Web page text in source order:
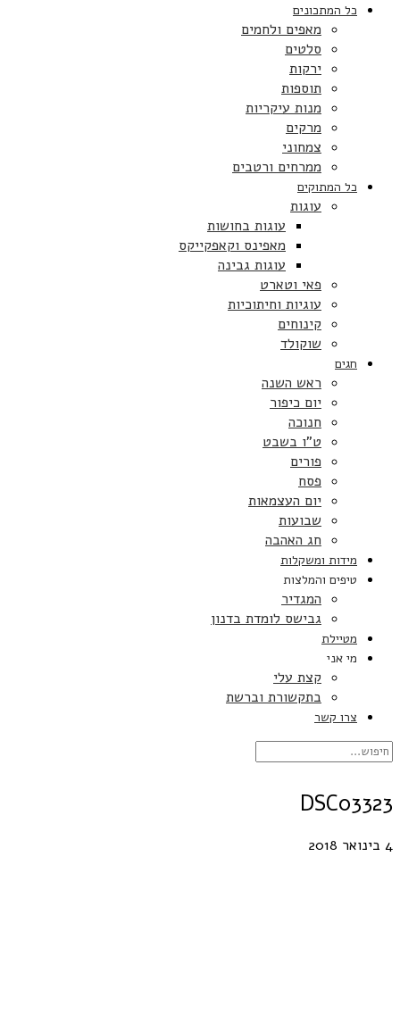
כל המתכונים
מאפים ולחמים
סלטים
ירקות
תוספות
מנות עיקריות
מרקים
צמחוני
ממרחים ורטבים
כל המתוקים
עוגות
עוגות בחושות
מאפינס וקאפקייקס
עוגות גבינה
פאי וטארט
עוגיות וחיתוכיות
קינוחים
שוקולד
חגים
ראש השנה
יום כיפור
חנוכה
ט”ו בשבט
פורים
פסח
יום העצמאות
שבועות
חג האהבה
מידות ומשקלות
טיפים והמלצות
המגדיר
גבישס לומדת בדנון
מטיילת
מי אני
קצת עלי
בתקשורת וברשת
צרו קשר
DSC03323
4 בינואר 2018